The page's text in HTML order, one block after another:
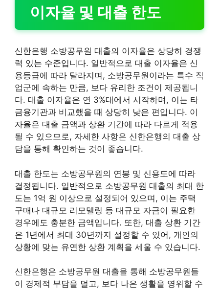
이자율 및 대출 한도
신한은행 소방공무원 대출의 이자율은 상당히 경쟁
력 있는 수준입니다. 일반적으로 대출 이자율은 신
용등급에 따라 달라지며, 소방공무원이라는 특수 직
업군에 속하는 만큼, 보다 유리한 조건이 제공됩니
다. 대출 이자율은 연 3%대에서 시작하며, 이는 타
금융기관과 비교했을 때 상당히 낮은 편입니다. 이
자율은 대출 금액과 상환 기간에 따라 다르게 적용
될 수 있으므로, 자세한 사항은 신한은행의 대출 상
담을 통해 확인하는 것이 좋습니다.
대출 한도는 소방공무원의 연봉 및 신용도에 따라
결정됩니다. 일반적으로 소방공무원 대출의 최대 한
도는 1억 원 이상으로 설정되어 있으며, 이는 주택
구매나 대규모 리모델링 등 대규모 자금이 필요한
경우에도 충분한 금액입니다. 또한, 대출 상환 기간
은 1년에서 최대 30년까지 설정할 수 있어, 개인의
상황에 맞는 유연한 상환 계획을 세울 수 있습니다.
신한은행은 소방공무원 대출을 통해 소방공무원들
이 경제적 부담을 덜고, 보다 나은 생활을 영위할 수